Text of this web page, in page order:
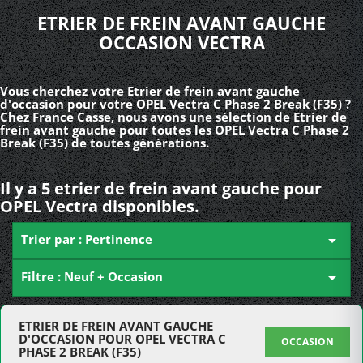
ETRIER DE FREIN AVANT GAUCHE
OCCASION VECTRA
Vous cherchez votre Etrier de frein avant gauche
d'occasion pour votre OPEL Vectra C Phase 2 Break (F35) ?
Chez France Casse, nous avons une sélection de Etrier de
frein avant gauche pour toutes les OPEL Vectra C Phase 2
Break (F35) de toutes générations.
Il y a 5 etrier de frein avant gauche pour
OPEL Vectra disponibles.
Trier par : Pertinence 
Filtre : Neuf + Occasion 
ETRIER DE FREIN AVANT GAUCHE
D'OCCASION POUR OPEL VECTRA C
PHASE 2 BREAK (F35)
OCCASION